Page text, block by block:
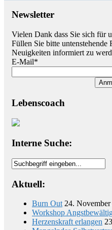
Newsletter
Vielen Dank dass Sie sich für
Füllen Sie bitte untenstehende
Neuigkeiten informiert zu
E-Mail*
Lebenscoach
Interne Suche:
Aktuell:
Burn Out 24.
Workshop
Herzenskraft erlangen